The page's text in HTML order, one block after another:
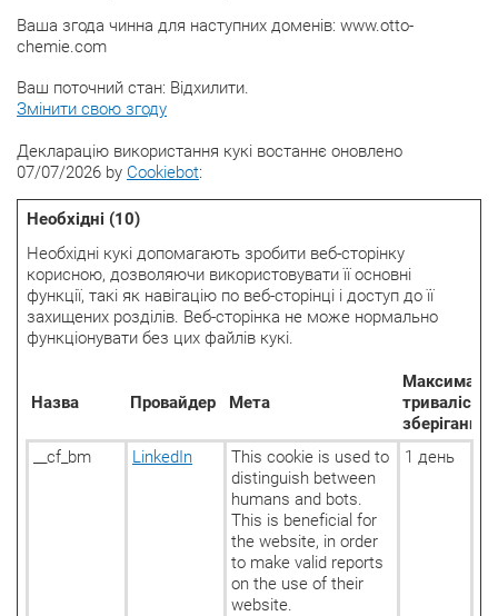
Ваша згода чинна для наступних доменів: www.otto-
chemie.com
Ваш поточний стан: Відхилити.
Змінити свою згоду
Декларацію використання кукі востаннє оновлено
07/07/2026 by Cookiebot:
Необхідні (10)
Необхідні кукі допомагають зробити веб-сторінку
корисною, дозволяючи використовувати її основні
функції, такі як навігацію по веб-сторінці і доступ до її
захищених розділів. Веб-сторінка не може нормально
функціонувати без цих файлів кукі.
Назва Провайдер Мета
тривалість
зберігання
__cf_bm
LinkedIn
This cookie is used to
distinguish between
humans and bots.
This is beneficial for
the website, in order
to make valid reports
on the use of their
website.
1 день